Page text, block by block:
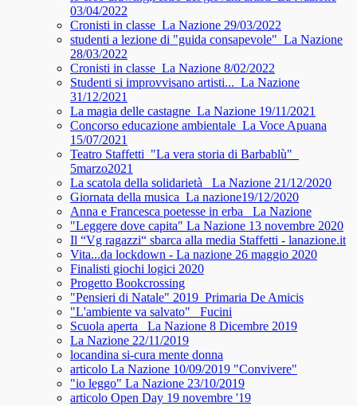
03/04/2022
Cronisti in classe_La Nazione 29/03/2022
studenti a lezione di "guida consapevole"_La Nazione
28/03/2022
Cronisti in classe_La Nazione 8/02/2022
Studenti si improvvisano artisti..._La Nazione
31/12/2021
La magia delle castagne_La Nazione 19/11/2021
Concorso educazione ambientale_La Voce Apuana
15/07/2021
Teatro Staffetti_"La vera storia di Barbablù"_
5marzo2021
La scatola della solidarietà_ La Nazione 21/12/2020
Giornata della musica_La nazione19/12/2020
Anna e Francesca poetesse in erba_ La Nazione
"Leggere dove capita" La Nazione 13 novembre 2020
Il “Vg ragazzi“ sbarca alla media Staffetti - lanazione.it
Vita...da lockdown - La nazione 26 maggio 2020
Finalisti giochi logici 2020
Progetto Bookcrossing
"Pensieri di Natale" 2019_Primaria De Amicis
"L'ambiente va salvato"_ Fucini
Scuola aperta_ La Nazione 8 Dicembre 2019
La Nazione 22/11/2019
locandina si-cura mente donna
articolo La Nazione 10/09/2019 "Convivere"
"io leggo" La Nazione 23/10/2019
articolo Open Day 19 novembre '19